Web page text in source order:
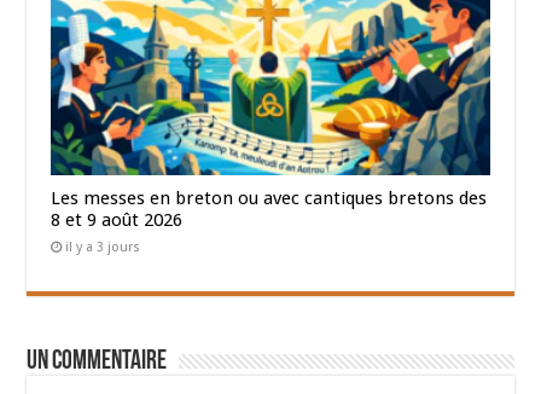
Les messes en breton ou avec cantiques bretons des
8 et 9 août 2026
il y a 3 jours
Un commentaire